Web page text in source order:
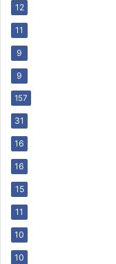
12
11
9
9
157
31
16
16
15
11
10
10